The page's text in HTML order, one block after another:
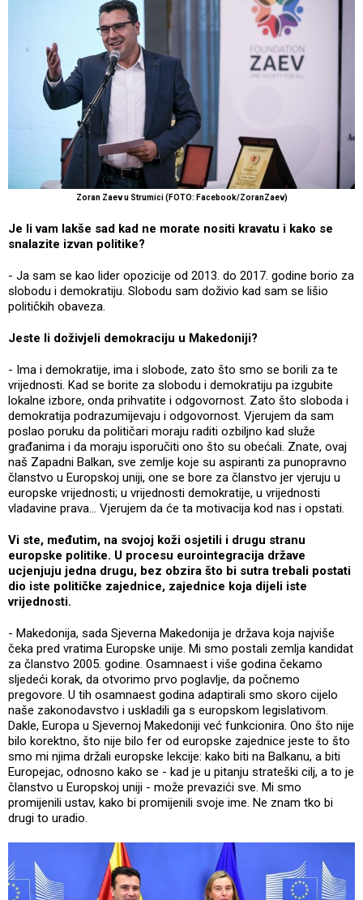
Zoran Zaev u Strumici (FOTO: Facebook/ZoranZaev)
Je li vam lakše sad kad ne morate nositi kravatu i kako se
snalazite izvan politike?
- Ja sam se kao lider opozicije od 2013. do 2017. godine borio za
slobodu i demokratiju. Slobodu sam doživio kad sam se lišio
političkih obaveza.
Jeste li doživjeli demokraciju u Makedoniji?
- Ima i demokratije, ima i slobode, zato što smo se borili za te
vrijednosti. Kad se borite za slobodu i demokratiju pa izgubite
lokalne izbore, onda prihvatite i odgovornost. Zato što sloboda i
demokratija podrazumijevaju i odgovornost. Vjerujem da sam
poslao poruku da političari moraju raditi ozbiljno kad služe
građanima i da moraju isporučiti ono što su obećali. Znate, ovaj
naš Zapadni Balkan, sve zemlje koje su aspiranti za punopravno
članstvo u Europskoj uniji, one se bore za članstvo jer vjeruju u
europske vrijednosti; u vrijednosti demokratije, u vrijednosti
vladavine prava... Vjerujem da će ta motivacija kod nas i opstati.
Vi ste, međutim, na svojoj koži osjetili i drugu stranu
europske politike. U procesu eurointegracija države
ucjenjuju jedna drugu, bez obzira što bi sutra trebali postati
dio iste političke zajednice, zajednice koja dijeli iste
vrijednosti.
- Makedonija, sada Sjeverna Makedonija je država koja najviše
čeka pred vratima Europske unije. Mi smo postali zemlja kandidat
za članstvo 2005. godine. Osamnaest i više godina čekamo
sljedeći korak, da otvorimo prvo poglavlje, da počnemo
pregovore. U tih osamnaest godina adaptirali smo skoro cijelo
naše zakonodavstvo i uskladili ga s europskom legislativom.
Dakle, Europa u Sjevernoj Makedoniji već funkcionira. Ono što nije
bilo korektno, što nije bilo fer od europske zajednice jeste to što
smo mi njima držali europske lekcije: kako biti na Balkanu, a biti
Europejac, odnosno kako se - kad je u pitanju strateški cilj, a to je
članstvo u Europskoj uniji - može prevazići sve. Mi smo
promijenili ustav, kako bi promijenili svoje ime. Ne znam tko bi
drugi to uradio.